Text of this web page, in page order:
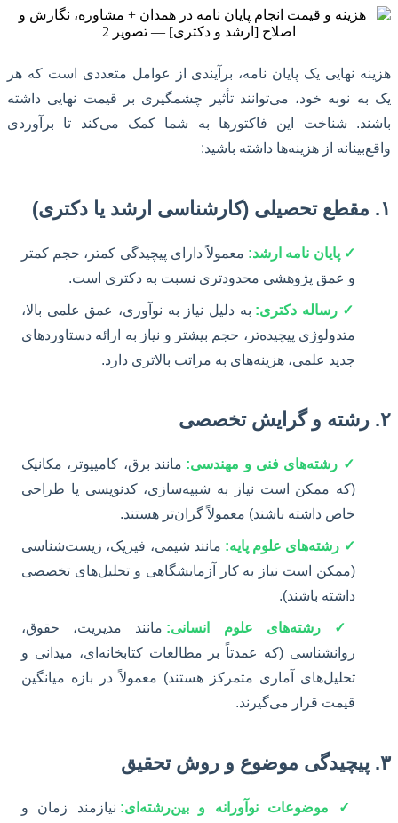
هزینه نهایی یک پایان نامه، برآیندی از عوامل متعددی است که هر
یک به نوبه خود، می‌توانند تأثیر چشمگیری بر قیمت نهایی داشته
باشند. شناخت این فاکتورها به شما کمک می‌کند تا برآوردی
واقع‌بینانه از هزینه‌ها داشته باشید:
۱. مقطع تحصیلی (کارشناسی ارشد یا دکتری)
✓ پایان نامه ارشد: معمولاً دارای پیچیدگی کمتر، حجم کمتر
و عمق پژوهشی محدودتری نسبت به دکتری است.
✓ رساله دکتری: به دلیل نیاز به نوآوری، عمق علمی بالا،
متدولوژی پیچیده‌تر، حجم بیشتر و نیاز به ارائه دستاوردهای
جدید علمی، هزینه‌های به مراتب بالاتری دارد.
۲. رشته و گرایش تخصصی
✓ رشته‌های فنی و مهندسی: مانند برق، کامپیوتر، مکانیک
(که ممکن است نیاز به شبیه‌سازی، کدنویسی یا طراحی
خاص داشته باشند) معمولاً گران‌تر هستند.
✓ رشته‌های علوم پایه: مانند شیمی، فیزیک، زیست‌شناسی
(ممکن است نیاز به کار آزمایشگاهی و تحلیل‌های تخصصی
داشته باشند).
✓ رشته‌های علوم انسانی: مانند مدیریت، حقوق،
روانشناسی (که عمدتاً بر مطالعات کتابخانه‌ای، میدانی و
تحلیل‌های آماری متمرکز هستند) معمولاً در بازه میانگین
قیمت قرار می‌گیرند.
۳. پیچیدگی موضوع و روش تحقیق
✓ موضوعات نوآورانه و بین‌رشته‌ای: نیازمند زمان و